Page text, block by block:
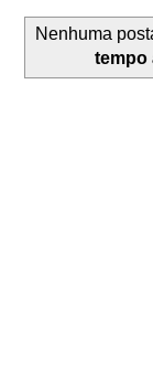
Nenhuma
tempo